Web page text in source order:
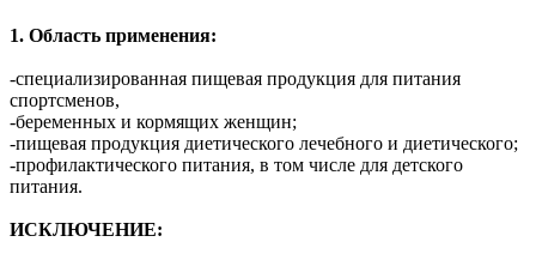
1. Область применения:
-специализированная пищевая продукция для питания
спортсменов,
-беременных и кормящих женщин;
-пищевая продукция диетического лечебного и диетического;
-профилактического питания, в том числе для детского
питания.
ИСКЛЮЧЕНИЕ: